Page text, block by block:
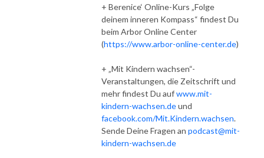
+ Berenice‘ Online-Kurs „Folge
deinem inneren Kompass“ findest Du
beim Arbor Online Center
(https://www.arbor-online-center.de)
+ „Mit Kindern wachsen“-
Veranstaltungen, die Zeitschrift und
mehr findest Du aufwww.mit-
kindern-wachsen.deund
facebook.com/Mit.Kindern.wachsen.
Sende Deine Fragen an podcast@mit-
kindern-wachsen.de